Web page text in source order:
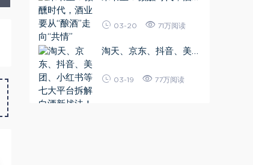
03-20 71万阅读
淘天、京东、抖音、美
解白酒新战法！2026中
03-19 77万阅读